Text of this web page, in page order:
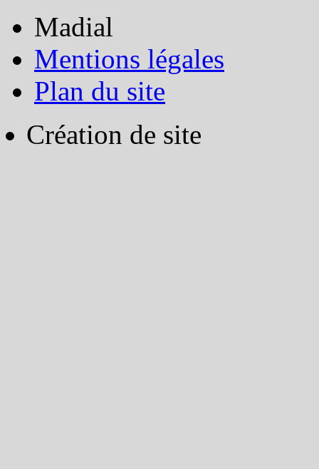
Madial
Mentions légales
Plan du site
Création de site